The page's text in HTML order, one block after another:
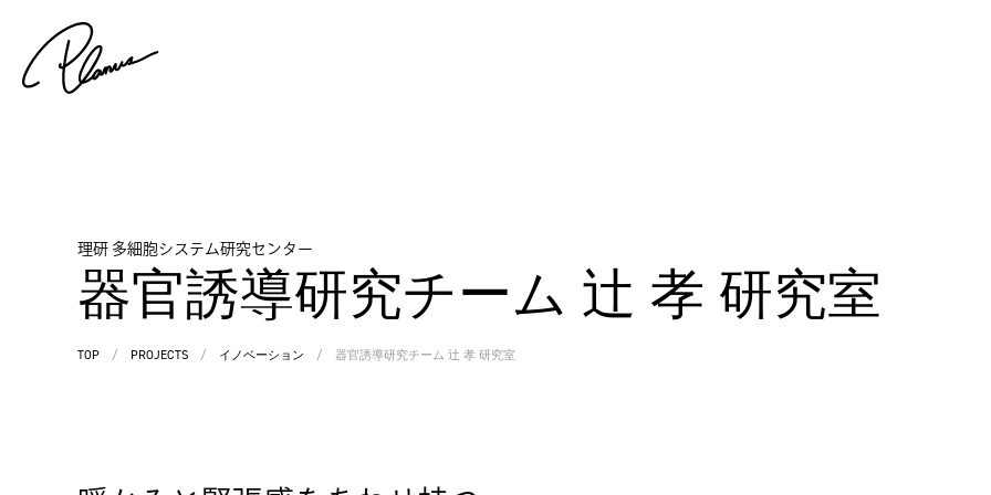
理研 多細胞システム研究センター
器官誘導研究チーム 辻 孝 研究室
TOP / PROJECTS / イノベーション / 器官誘導研究チーム 辻 孝 研究室